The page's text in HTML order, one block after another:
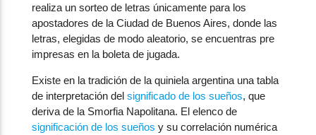
realiza un sorteo de letras únicamente para los
apostadores de la Ciudad de Buenos Aires, donde las
letras, elegidas de modo aleatorio, se encuentras pre
impresas en la boleta de jugada.
Existe en la tradición de la quiniela argentina una tabla
de interpretación del significado de los sueños, que
deriva de la Smorfia Napolitana. El elenco de
significación de los sueños y su correlación numérica